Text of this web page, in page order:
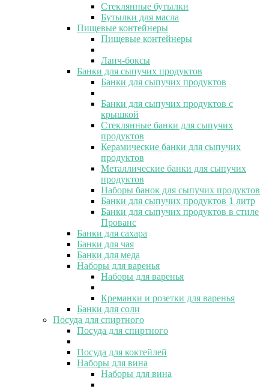
Стеклянные бутылки
Бутылки для масла
Пищевые контейнеры
Пищевые контейнеры
Ланч-боксы
Банки для сыпучих продуктов
Банки для сыпучих продуктов
Банки для сыпучих продуктов с
крышкой
Стеклянные банки для сыпучих
продуктов
Керамические банки для сыпучих
продуктов
Металлические банки для сыпучих
продуктов
Наборы банок для сыпучих продуктов
Банки для сыпучих продуктов 1 литр
Банки для сыпучих продуктов в стиле
Прованс
Банки для сахара
Банки для чая
Банки для меда
Наборы для варенья
Наборы для варенья
Креманки и розетки для варенья
Банки для соли
Посуда для спиртного
Посуда для спиртного
Посуда для коктейлей
Наборы для вина
Наборы для вина